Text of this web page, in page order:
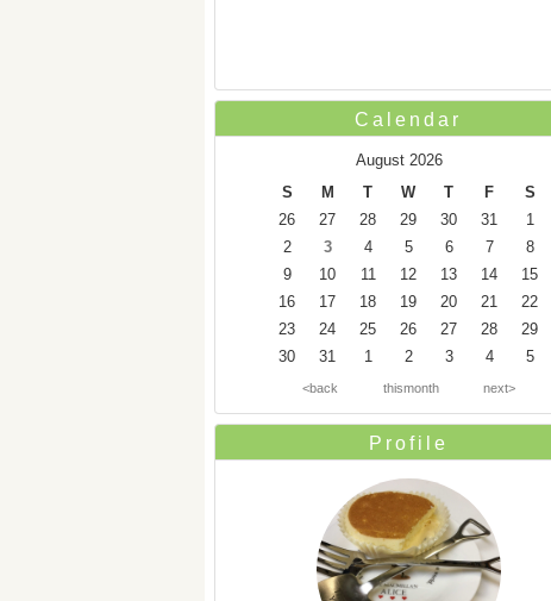
Calendar
August 2026
S
M T W T F
S
26
27 28 29 30 31
1
2
3 4 5 6 7
8
9
10 11 12 13 14
15
16
17 18 19 20 21
22
23
24 25 26 27 28
29
30
31 1 2 3 4 5
<back thismonth next>
Profile